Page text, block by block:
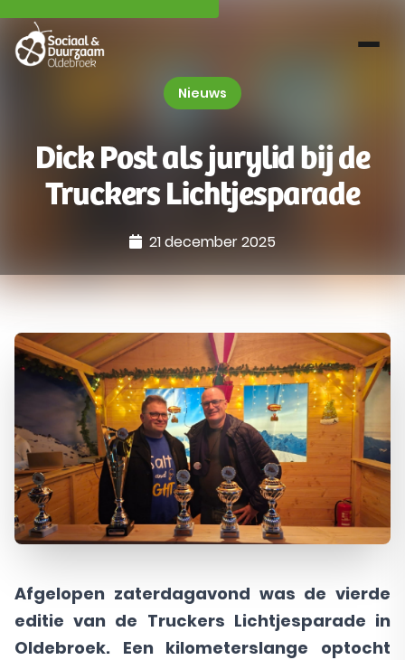
Nieuws
Dick Post als jurylid bij de
Truckers Lichtjesparade
21 december 2025
Afgelopen zaterdagavond was de vierde
editie van de Truckers Lichtjesparade in
Oldebroek. Een kilometerslange optocht